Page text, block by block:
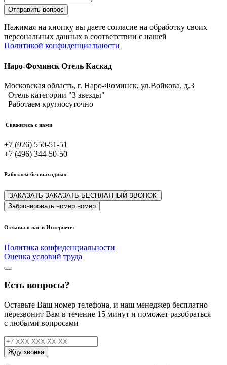
Отправить вопрос
Нажимая на кнопку вы даете согласие на обработку своих
персональных данных в соответствии с нашей
Политикой конфиденциальности
Наро-Фоминск Отель Каскад
Московская область, г. Наро-Фоминск, ул.Войкова, д.3
Отель категории "3 звезды"
Работаем круглосуточно
Свяжитесь с нами
+7 (926) 550-51-51
+7 (496) 344-50-50
Работаем без выходных
ЗАКАЗАТЬ ЗАКАЗАТЬ
БЕСПЛАТНЫЙ ЗВОНОК
Забронировать номер номер
Отзывы о нас в Интернете:
Политика конфиденциальности
Оценка условий труда
Есть вопросы?
Оставьте Ваш номер телефона, и наш менеджер бесплатно
перезвонит Вам в течение 15 минут и поможет разобраться
с любыми вопросами
Жду звонка